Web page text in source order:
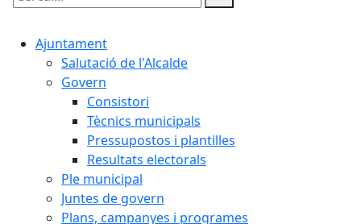
Cercar:
Ajuntament
Salutació de l'Alcalde
Govern
Consistori
Tècnics municipals
Pressupostos i plantilles
Resultats electorals
Ple municipal
Juntes de govern
Plans, campanyes i programes